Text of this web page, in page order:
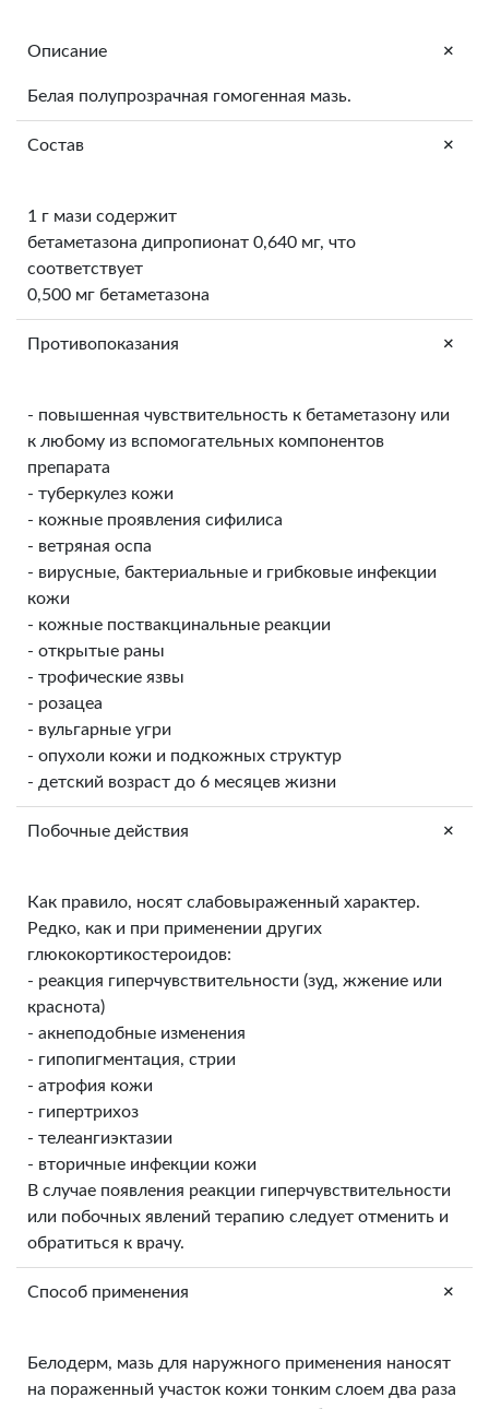
Описание +
Белая полупрозрачная гомогенная мазь.
Состав +
1 г мази содержит
бетаметазона дипропионат 0,640 мг, что
соответствует
0,500 мг бетаметазона
Противопоказания +
- повышенная чувствительность к бетаметазону или
к любому из вспомогательных компонентов
препарата
- туберкулез кожи
- кожные проявления сифилиса
- ветряная оспа
- вирусные, бактериальные и грибковые инфекции
кожи
- кожные поствакцинальные реакции
- открытые раны
- трофические язвы
- розацеа
- вульгарные угри
- опухоли кожи и подкожных структур
- детский возраст до 6 месяцев жизни
Побочные действия +
Как правило, носят слабовыраженный характер.
Редко, как и при применении других
глюкокортикостероидов:
- реакция гиперчувствительности (зуд, жжение или
краснота)
- акнеподобные изменения
- гипопигментация, стрии
- атрофия кожи
- гипертрихоз
- телеангиэктазии
- вторичные инфекции кожи
В случае появления реакции гиперчувствительности
или побочных явлений терапию следует отменить и
обратиться к врачу.
Способ применения +
Белодерм, мазь для наружного применения наносят
на пораженный участок кожи тонким слоем два раза